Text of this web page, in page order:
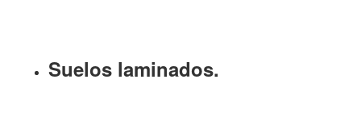
Suelos laminados.